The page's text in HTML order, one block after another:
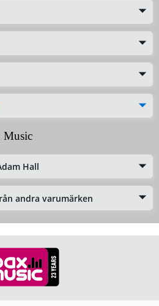
Music
Hall
andra varumärken